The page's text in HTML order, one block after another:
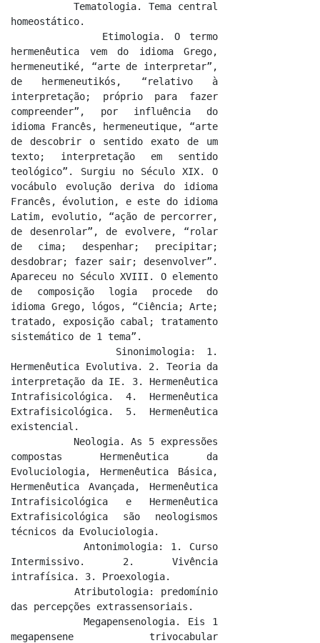
          Tematologia. Tema central
homeostático.
hermenêutica vem do idioma Grego,
hermeneutiké, “arte de interpretar”,
de hermeneutikós, “relativo à
interpretação; próprio para fazer
compreender”, por influência do
idioma Francês, hermeneutique, “arte
de descobrir o sentido exato de um
texto; interpretação em sentido
teológico”. Surgiu no Século XIX. O
vocábulo evolução deriva do idioma
Francês, évolution, e este do idioma
Latim, evolutio, “ação de percorrer,
de desenrolar”, de evolvere, “rolar
de cima; despenhar; precipitar;
desdobrar; fazer sair; desenvolver”.
Apareceu no Século XVIII. O elemento
de composição logia procede do
idioma Grego, lógos, “Ciência; Arte;
tratado, exposição cabal; tratamento
sistemático de 1 tema”.
Hermenêutica Evolutiva. 2. Teoria da
interpretação da IE. 3. Hermenêutica
Intrafisicológica. 4. Hermenêutica
Extrafisicológica. 5. Hermenêutica
existencial.
compostas Hermenêutica da
Evoluciologia, Hermenêutica Básica,
Hermenêutica Avançada, Hermenêutica
Intrafisicológica e Hermenêutica
Extrafisicológica são neologismos
técnicos da Evoluciologia.
Intermissivo. 2. Vivência
intrafísica. 3. Proexologia.
          Atributologia: predomínio
das percepções extrassensoriais.
megapensene trivocabular